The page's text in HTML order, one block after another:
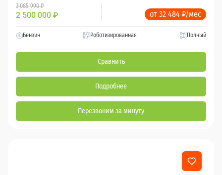
3 085 990 ₽
2 500 000 ₽ от 32 484 ₽/мес
Бензин Роботизированная Полный
Сравнить
Подробнее
Перезвоним за минуту